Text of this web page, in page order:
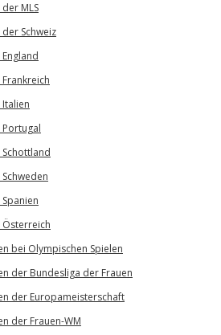
MLS
Schweiz
bei Olympischen Spielen
der Bundesliga der Frauen
der Europameisterschaft
der Frauen-WM